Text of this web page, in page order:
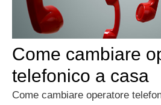
Come cambiare
telefonico a casa
Come cambiare operatore